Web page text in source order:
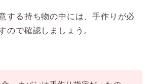
する持ち物の中には、手作りが必
ので確認しましょう。